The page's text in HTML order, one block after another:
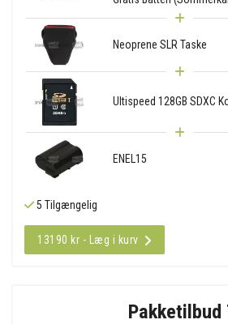
Neoprene SLR Taske
Ultispeed 128GB SDXC
ENEL15
5 Tilgængelig
13190 kr - Læg i kurv
Pakketilbud